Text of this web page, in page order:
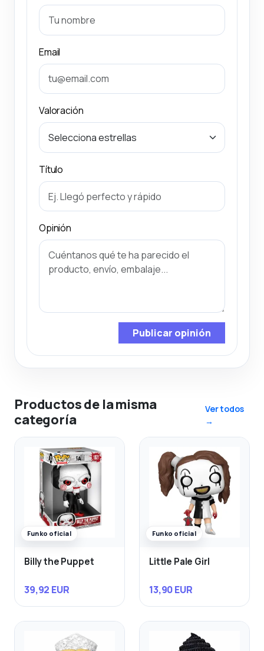
Email
Valoración
Título
Opinión
Publicar opinión
Productos de la misma
categoría
Ver todos
→
Funko oficial
Billy the Puppet
39,92 EUR
Funko oficial
Little Pale Girl
13,90 EUR